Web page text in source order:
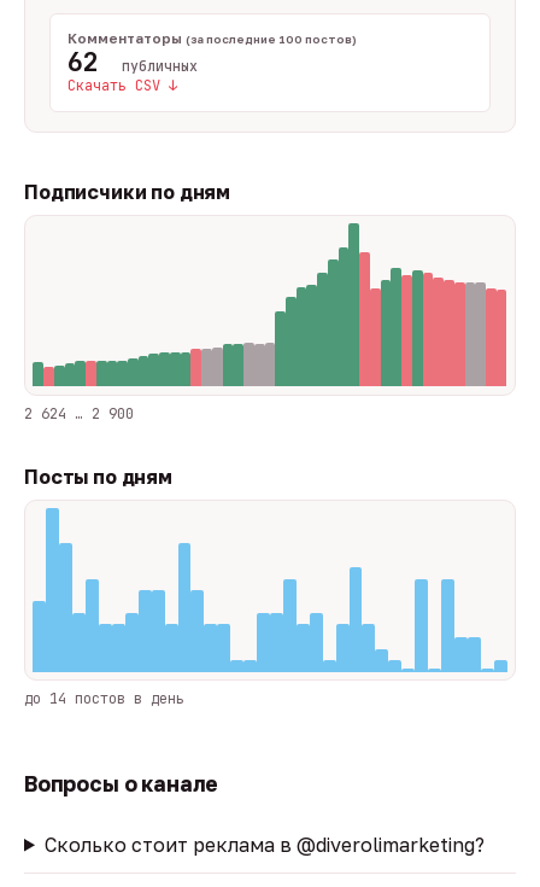
Комментаторы(за последние 100 постов)
62 публичных
Скачать CSV ↓
Подписчики по дням
2 624 … 2 900
Посты по дням
до 14 постов в день
Вопросы о канале
Сколько стоит реклама в @diverolimarketing?